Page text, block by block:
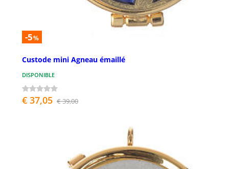
-5%
Custode mini Agneau émaillé
DISPONIBLE
€ 37,05 € 39,00